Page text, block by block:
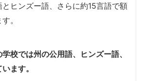
ヒンズー語、さらに約15言語で額
。
校では州の公用語、ヒンズー語、
ます。